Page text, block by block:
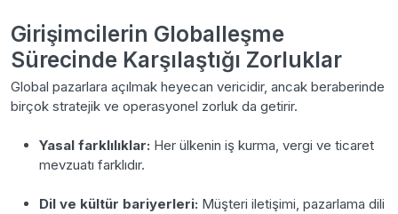
Girişimcilerin Globalleşme
Sürecinde Karşılaştığı Zorluklar
Global pazarlara açılmak heyecan vericidir, ancak beraberinde
birçok stratejik ve operasyonel zorluk da getirir.
Yasal farklılıklar: Her ülkenin iş kurma, vergi ve ticaret
mevzuatı farklıdır.
Dil ve kültür bariyerleri: Müşteri iletişimi, pazarlama dili